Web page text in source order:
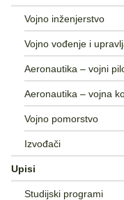
Vojno inženjerstvo
Vojno vođenje i
Aeronautika – vojni
Aeronautika – vojna
Vojno pomorstvo
Izvođači
Upisi
Studijski programi